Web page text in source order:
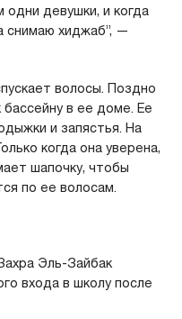
одни девушки, и когда
снимаю хиджаб”, —
волосы. Поздно
в ее доме. Ее
и запястья. На
когда она уверена,
шапочку, чтобы
по ее волосам.
Эль-Зайбак
входа в школу после